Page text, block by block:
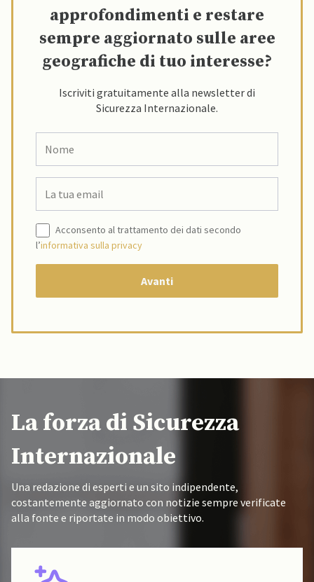
approfondimenti e restare
sempre aggiornato sulle aree
geografiche di tuo interesse?
Iscriviti gratuitamente alla newsletter di
Sicurezza Internazionale.
Acconsento al trattamento dei dati secondo
l’informativa sulla privacy
La forza di Sicurezza
Internazionale
Una redazione di esperti e un sito indipendente,
costantemente aggiornato con notizie sempre verificate
alla fonte e riportate in modo obiettivo.